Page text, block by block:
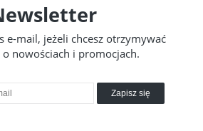
e-mail, jeżeli chcesz otrzymywać
nowościach i promocjach.
Zapisz się